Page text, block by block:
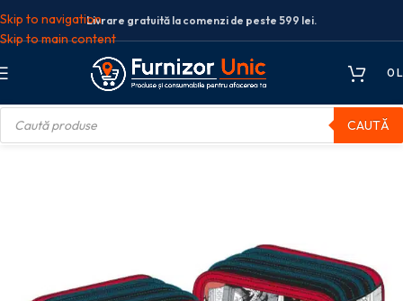
Skip to navigation
Skip to main content
Livrare gratuită la comenzi de peste 599 lei.
0
CAUTĂ
3 FERMOARE SPIDERMAN MARVEL VERDE VINTAGE PIGNA